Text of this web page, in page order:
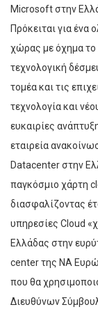
Microsoft στην
Πρόκειται για ένα
χώρας µε όχηµα το
τεχνολογική
τοµέα και τις
τεχνολογία και
ευκαιρίες
εταιρεία
Datacenter στην
παγκόσµιο χάρτη
διασφαλίζοντας
υπηρεσίες Cloud
Ελλάδας στην
center της ΝΑ
που θα
∆ιευθύνων